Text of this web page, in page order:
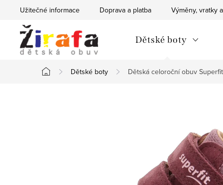
obsah
Užitečné informace Doprava a platba Výměny, vratky
Dětské boty
Domů
Dětské boty Dětská celoroční obuv